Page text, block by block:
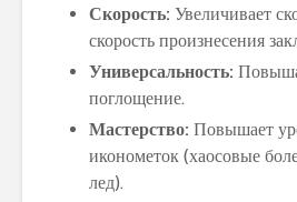
Скорость: Увеличивает
скорость произнесения
Универсальность:
поглощение.
Мастерство: Повышает
иконометок (хаосовые
лед).